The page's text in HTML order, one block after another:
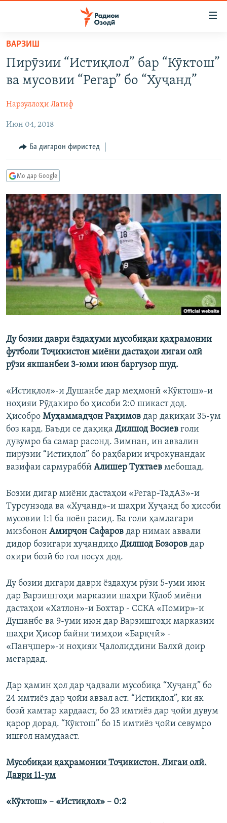
Ҷаҳиш
мояи
аслӣ
ба
аслӣ
Ҷаҳиш
ҷустор
СИЁСАТ
ҶОМЕА
ҚАЗИЯИ "КРОКУС"
ОСИЁИ МАРКАЗӢ
МЕҲМОНИ ОЗОДӢ
ВАРЗИШ
ГАПИ ОЗОД
РӮЗГОРИ МУҲОҶИР
САЛОМ, ХОҲАР
ТАҲҚИҚОТ
ҶАНГ ДАР УКРАИНА
НАЗАРИ МАРДУМ
БЛОГИСТОН
ОЗОДӢ ОНЛАЙН
ЧАНДРАСОНАӢ
ВИДЕО
НИГОРИСТОН
ГУЗОРИШҲОИ РАДИОӢ
РӮЙХАТҲО
КИТОБҲОИ ОЗОДӢ
Русский
ПАЙГИРӢ КУНЕД
Ҳамаи сомонаҳои RFE/RL
ВАРЗИШ
Пирӯзии “Истиқлол” бар “Кӯктош”
ва мусовии “Регар” бо “Хуҷанд”
Нарзуллоҳи Латиф
Июн 04, 2018
Ба дигарон фиристед
Мо дар Google
Ду бозии даври ёздаҳуми мусобиқаи қаҳрамонии
футболи Тоҷикистон миёни дастаҳои лигаи олӣ
рӯзи якшанбеи 3-юми июн баргузор шуд.
«Истиқлол»-и Душанбе дар меҳмонӣ «Кӯктош»-и
ноҳияи Рӯдакиро бо ҳисоби 2:0 шикаст дод.
Ҳисобро Муҳаммадҷон Раҳимов дар дақиқаи 35-ум
боз кард. Баъди се дақиқа Дилшод Восиев голи
дувумро ба самар расонд. Зимнан, ин аввалин
пирӯзии “Истиқлол” бо раҳбарии иҷрокунандаи
вазифаи сармураббӣ Алишер Тухтаев мебошад.
Бозии дигар миёни дастаҳои «Регар-ТадАЗ»-и
Турсунзода ва «Хуҷанд»-и шаҳри Хуҷанд бо ҳисоби
мусовии 1:1 ба поён расид. Ба голи ҳамлагари
мизбонон Амирҷон Сафаров дар нимаи аввали
дидор бозигари хуҷандиҳо Дилшод Бозоров дар
охири бозӣ бо гол посух дод.
Ду бозии дигари даври ёздаҳум рӯзи 5-уми июн
дар Варзишгоҳи марказии шаҳри Кӯлоб миёни
дастаҳои «Хатлон»-и Бохтар - ССКА «Помир»-и
Душанбе ва 9-уми июн дар Варзишгоҳи марказии
шаҳри Ҳисор байни тимҳои «Барқчӣ» -
«Панҷшер»-и ноҳияи Ҷалолиддини Балхӣ доир
мегардад.
Дар ҳамин ҳол дар ҷадвали мусобиқа “Хуҷанд” бо
24 имтиёз дар ҷойи аввал аст. “Истиқлол”, ки як
бозӣ камтар кардааст, бо 23 имтиёз дар ҷойи дувум
қарор дорад. “Кӯктош” бо 15 имтиёз ҷойи севумро
ишғол намудааст.
Мусобиқаи қаҳрамонии Тоҷикистон. Лигаи олӣ.
Даври 11-ум
«Кӯктош» – «Истиқлол» – 0:2